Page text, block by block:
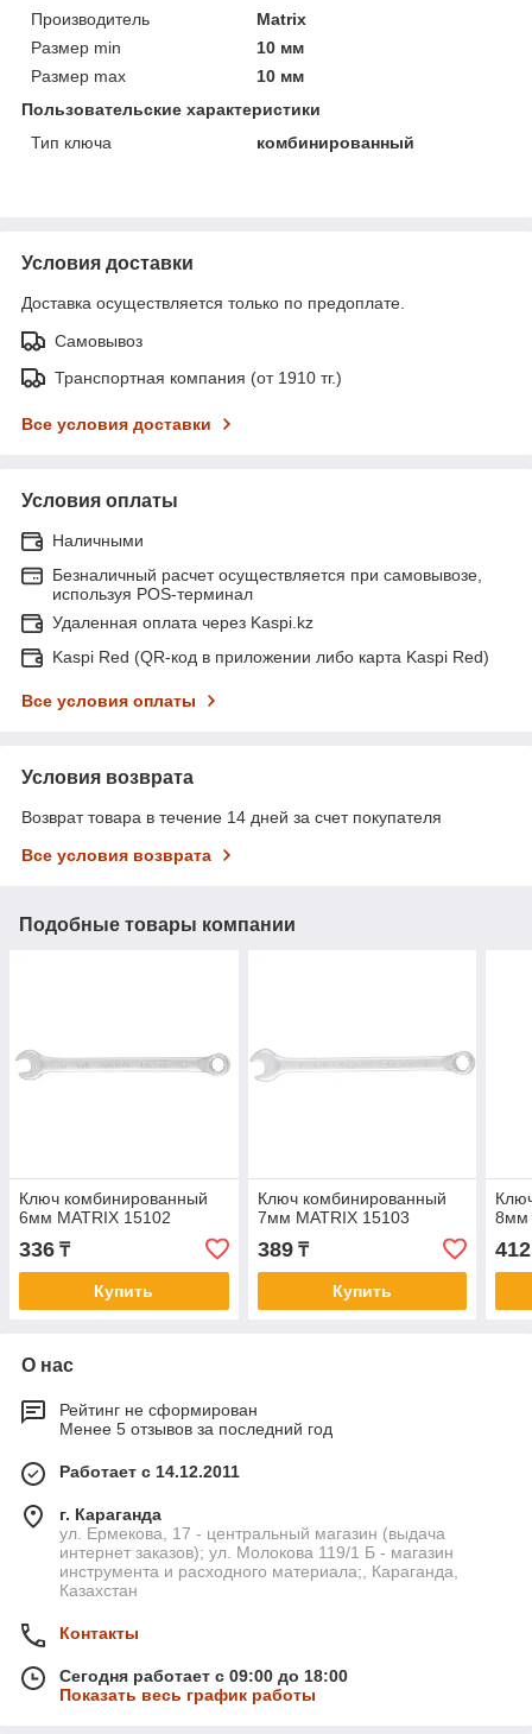
Производитель
Matrix
Размер min
10 мм
Размер max
10 мм
Пользовательские характеристики
Тип ключа
комбинированный
Условия доставки
Доставка осуществляется только по предоплате.
Самовывоз
Транспортная компания (от 1910 тг.)
Все условия доставки
Условия оплаты
Наличными
Безналичный расчет осуществляется при самовывозе,
используя POS-терминал
Удаленная оплата через Kaspi.kz
Kaspi Red (QR-код в приложении либо карта Kaspi Red)
Все условия оплаты
Условия возврата
Возврат товара в течение 14 дней за счет покупателя
Все условия возврата
Подобные товары компании
Ключ комбинированный
6мм MATRIX 15102
336 ₸
Купить
Ключ комбинированный
7мм MATRIX 15103
389₸
Купить
8мм
412
О нас
Рейтинг не сформирован
Менее 5 отзывов за последний год
Работает с 14.12.2011
г. Караганда
ул. Ермекова, 17 - центральный магазин (выдача
интернет заказов); ул. Молокова 119/1 Б - магазин
инструмента и расходного материала;, Караганда,
Казахстан
Контакты
Сегодня работает с 09:00 до 18:00
Показать весь график работы